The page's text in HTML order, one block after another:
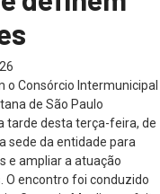
o Consórcio Intermunicipal
de São Paulo
tarde desta terça-feira, de
sede da entidade para
e ampliar a atuação
O encontro foi conduzido